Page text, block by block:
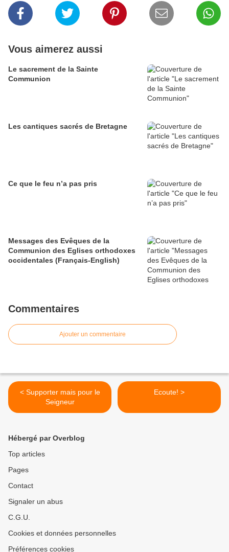
Vous aimerez aussi
Le sacrement de la Sainte
Communion
Les cantiques sacrés de Bretagne
Ce que le feu n’a pas pris
Messages des Evêques de la
Communion des Eglises orthodoxes
occidentales (Français-English)
Commentaires
Ajouter un commentaire
< Supporter mais pour le
Seigneur
Ecoute! >
Hébergé par Overblog
Top articles
Pages
Contact
Signaler un abus
C.G.U.
Cookies et données personnelles
Préférences cookies